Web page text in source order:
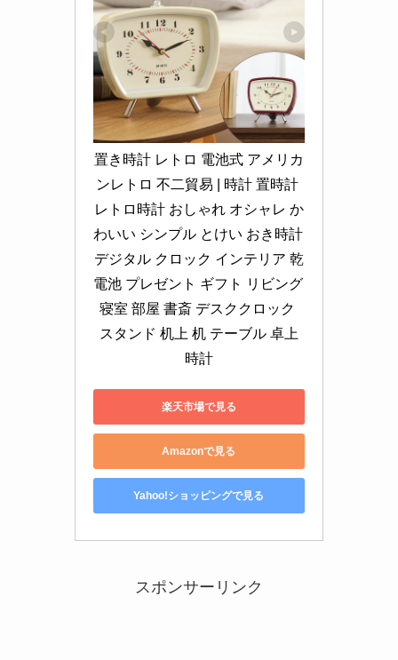
置き時計 レトロ 電池式 アメリカ
ンレトロ 不二貿易 | 時計 置時計
レトロ時計 おしゃれ オシャレ か
わいい シンプル とけい おき時計
デジタル クロック インテリア 乾
電池 プレゼント ギフト リビング
寝室 部屋 書斎 デスククロック
スタンド 机上 机 テーブル 卓上
時計
楽天市場で見る
Amazonで見る
Yahoo!ショッピングで見る
スポンサーリンク